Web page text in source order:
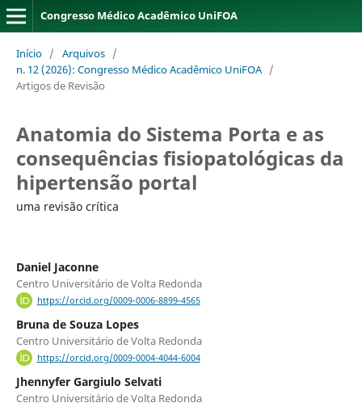
Congresso Médico Acadêmico UniFOA
Início / Arquivos /
n. 12 (2026): Congresso Médico Acadêmico UniFOA /
Artigos de Revisão
Anatomia do Sistema Porta e as
consequências fisiopatológicas da
hipertensão portal
uma revisão crítica
Daniel Jaconne
Centro Universitário de Volta Redonda
https://orcid.org/0009-0006-8899-4565
Bruna de Souza Lopes
Centro Universitário de Volta Redonda
https://orcid.org/0009-0004-4044-6004
Jhennyfer Gargiulo Selvati
Centro Universitário de Volta Redonda